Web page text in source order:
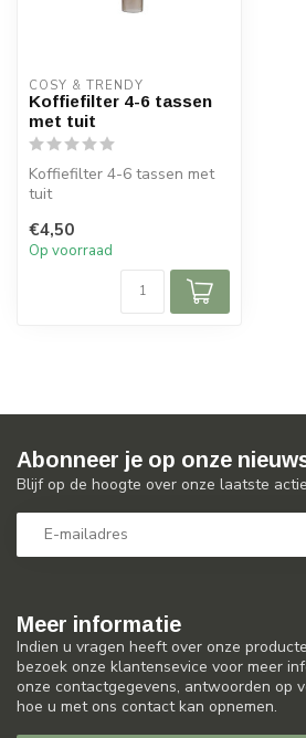
COSY & TRENDY
Koffiefilter 4-6 tassen
met tuit
Koffiefilter 4-6 tassen met
tuit
€4,50
Op voorraad
Meer informatie
Indien u vragen heeft over onze
bezoek onze klantensevice voor meer
onze contactgegevens, antwoorden op
hoe u met ons contact kan opnemen.
Abonneer je op onze
Blijf op de hoogte over onze laatste